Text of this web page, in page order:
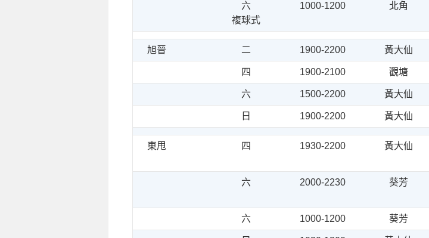
六
複球式
1000-1200 北角
旭晉 二 1900-2200 黃大仙
四 1900-2100 觀塘
六 1500-2200 黃大仙
日 1900-2200 黃大仙
東甩 四 1930-2200 黃大仙
六 2000-2230 葵芳
六 1000-1200 葵芳